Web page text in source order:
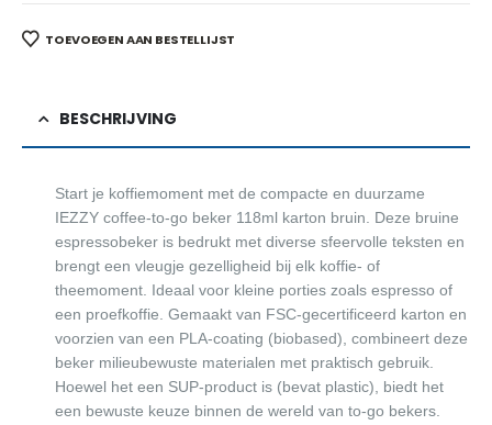
TOEVOEGEN AAN BESTELLIJST
BESCHRIJVING
Start je koffiemoment met de compacte en duurzame
IEZZY coffee-to-go beker 118ml karton bruin. Deze bruine
espressobeker is bedrukt met diverse sfeervolle teksten en
brengt een vleugje gezelligheid bij elk koffie- of
theemoment. Ideaal voor kleine porties zoals espresso of
een proefkoffie. Gemaakt van FSC-gecertificeerd karton en
voorzien van een PLA-coating (biobased), combineert deze
beker milieubewuste materialen met praktisch gebruik.
Hoewel het een SUP-product is (bevat plastic), biedt het
een bewuste keuze binnen de wereld van to-go bekers.